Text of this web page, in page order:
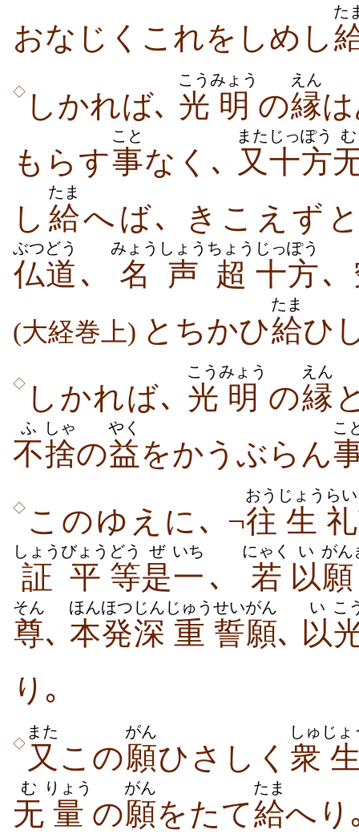
おなじくこれをしめし
た
◇ しかれば､ 光
こう
明
みょう
の縁
えん
もらす事
こと
なく､ 又
また
十方
じっぽう む
し 給
たま
へば､ きこえず
仏道
ぶつどう
､ 名声
みょうしょう
超
ちょう
十方
じっぽう
､
(大経巻上) とちかひ給
たま
ひ
◇ しかれば､ 光
こう
明
みょう
の縁
えん
不
ふ
捨
しゃ
の益
やく
をかうぶらん
こ
◇ このゆえに､ ¬往
おう
生
じょう ら
証
しょう
平
びょう
等
どう
是
ぜ
一
いち
､ 若
にゃく
以
い
願
がん
尊
そん
､ 本発
ほんほつ
深
じん
重
じゅう
誓願
せいがん
､ 以
い こ
り｡
◇ 又
また
この願
がん
ひさしく 衆
しゅ じょ
无
む
量
りょう
の願
がん
をたて給
たま
へ